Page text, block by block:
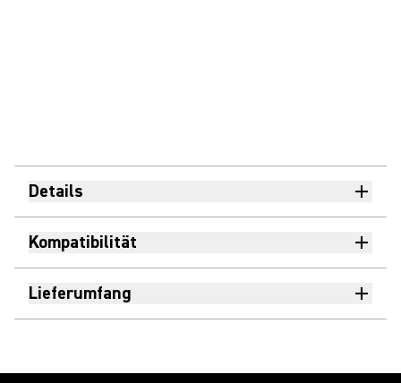
Details
Kompatibilität
Lieferumfang